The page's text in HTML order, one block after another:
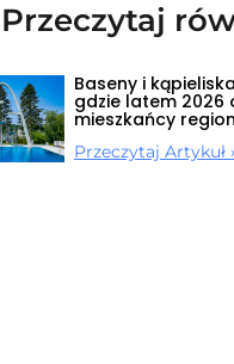
Przeczytaj
Baseny i
gdzie latem 2026
mieszkańcy
Przeczytaj Artykuł